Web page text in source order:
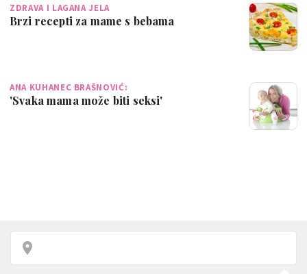
ZDRAVA I LAGANA JELA
Brzi recepti za mame s bebama
ANA KUHANEC BRAŠNOVIĆ:
'Svaka mama može biti seksi'